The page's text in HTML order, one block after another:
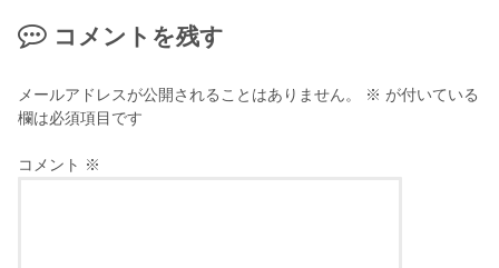
コメントを残す
メールアドレスが公開されることはありません。 ※ が付いている
欄は必須項目です
コメント ※